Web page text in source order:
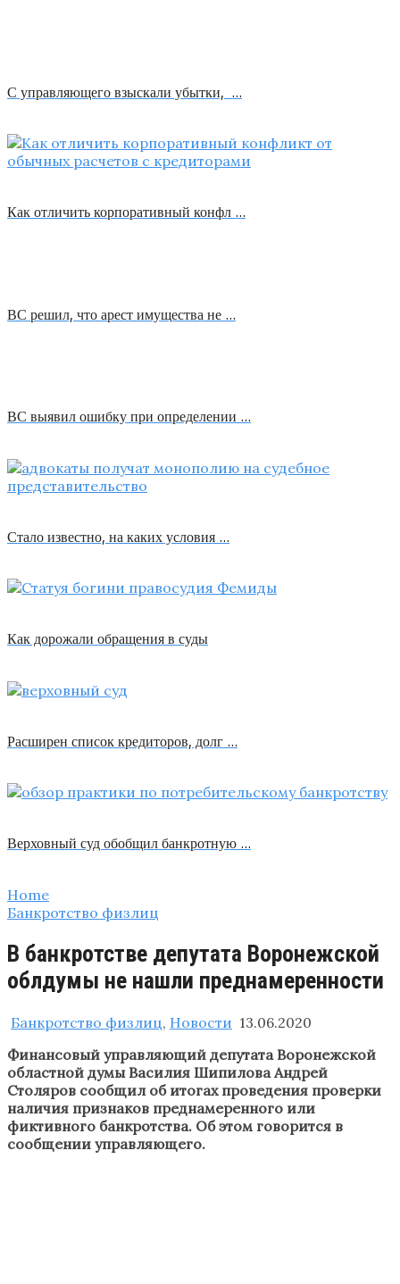
С управляющего взыскали убытки, …
Как отличить корпоративный конфл …
ВС решил, что арест имущества не …
ВС выявил ошибку при определении …
Стало известно, на каких условия …
Как дорожали обращения в суды
Расширен список кредиторов, долг …
Верховный суд обобщил банкротную …
Home
Банкротство физлиц
В банкротстве депутата Воронежской
облдумы не нашли преднамеренности
Банкротство физлиц, Новости 13.06.2020
Финансовый управляющий депутата Воронежской
областной думы Василия Шипилова Андрей
Столяров сообщил об итогах проведения проверки
наличия признаков преднамеренного или
фиктивного банкротства. Об этом говорится в
сообщении управляющего.